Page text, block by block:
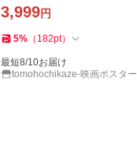
3,999円
5% （ 182pt）
最短8/10お届け
tomohochikaze-映画ポスター